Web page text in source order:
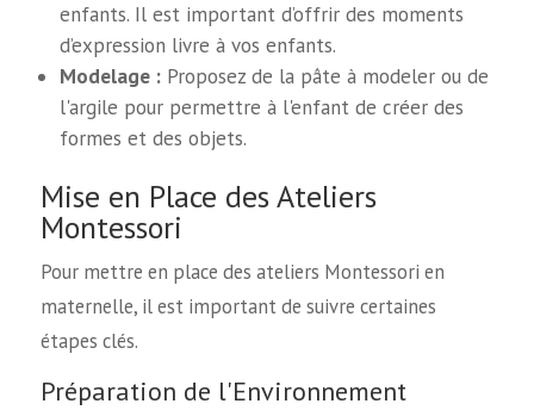
enfants. Il est important d’offrir des moments
d’expression livre à vos enfants.
Modelage : Proposez de la pâte à modeler ou de
l'argile pour permettre à l'enfant de créer des
formes et des objets.
Mise en Place des Ateliers
Montessori
Pour mettre en place des ateliers Montessori en
maternelle, il est important de suivre certaines
étapes clés.
Préparation de l'Environnement